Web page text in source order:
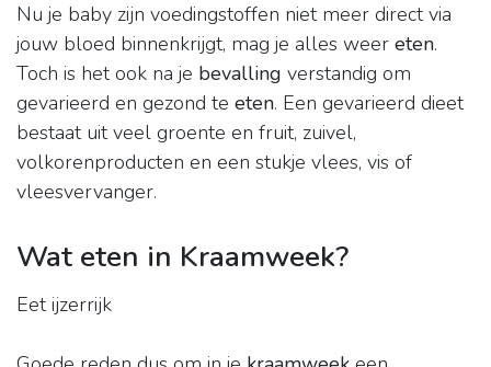
Nu je baby zijn voedingstoffen niet meer direct via
jouw bloed binnenkrijgt, mag je alles weer eten.
Toch is het ook na je bevalling verstandig om
gevarieerd en gezond te eten. Een gevarieerd dieet
bestaat uit veel groente en fruit, zuivel,
volkorenproducten en een stukje vlees, vis of
vleesvervanger.
Wat eten in Kraamweek?
Eet ijzerrijk